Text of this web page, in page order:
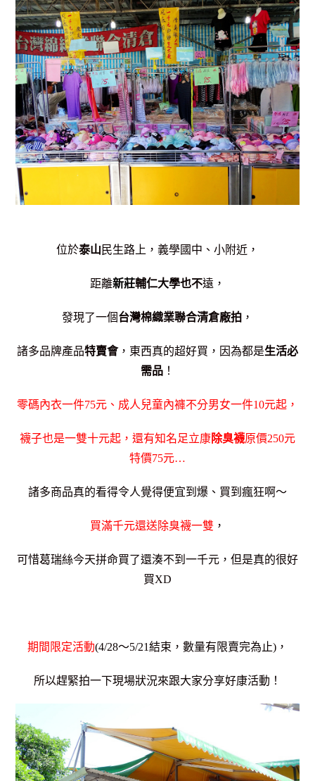
位於泰山 民生路上，義學國中、小附近，
距離新莊輔仁大學也不遠，
發現了一個台灣棉織業聯合清倉廠拍 ，
諸多品牌產品特賣會，東西真的超好買，因為都是生活必
需品 ！
零碼內衣一件75元、成人兒童內褲不分男女一件10元起，
襪子也是一雙十元起，還有知名足立康除臭襪原價250元
特價75元…
諸多商品真的看得令人覺得便宜到爆、買到瘋狂啊～
買滿千元還送除臭襪一雙 ，
可惜葛瑞絲今天拼命買了還湊不到一千元，但是真的很好
買XD
期間限定活動(4/28～5/21結束，數量有限賣完為止)，
所以趕緊拍一下現場狀況來跟大家分享好康活動！